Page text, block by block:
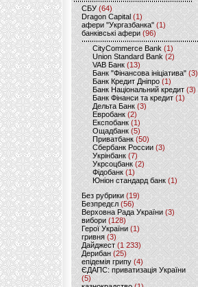
CБУ (64)
Dragon Capital (1)
афери "Укргазбанка" (1)
банківські афери (96)
CityCommerce Bank (1)
Union Standard Bank (2)
VAB Банк (13)
Банк "Фінансова ініціатива" (3)
Банк Кредит Дніпро (1)
Банк Національний кредит (3)
Банк Фінанси та кредит (1)
Дельта Банк (3)
Евробанк(2)
Експобанк (1)
Ощадбанк(5)
Приватбанк (50)
Сбербанк России (3)
Укрінбанк(7)
Укрсоцбанк (2)
Фідобанк (1)
Юніон стандард банк(1)
Без рубрики (19)
Безпредєл(56)
Верховна Рада України (3)
вибори(128)
Герої України(1)
гривня (3)
Дайджест (1 233)
Дерибан (25)
епідемія грипу (4)
ЄДАПС: приватизація України
(5)